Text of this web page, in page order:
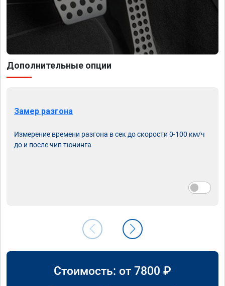
Дополнительные опции
Замер разгона
Измерение времени разгона в сек до скорости 0-100 км/ч
до и после чип тюнинга
Стоимость: от 7800 ₽